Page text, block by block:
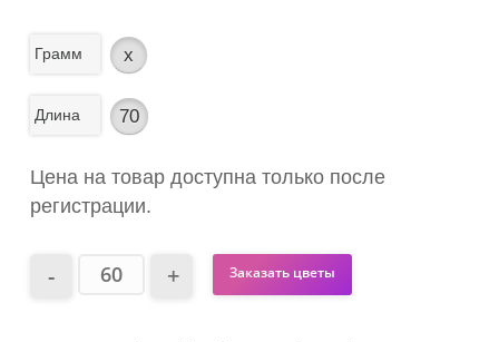
Грамм x
Длина 70
Цена на товар доступна только после
регистрации.
Заказать цветы